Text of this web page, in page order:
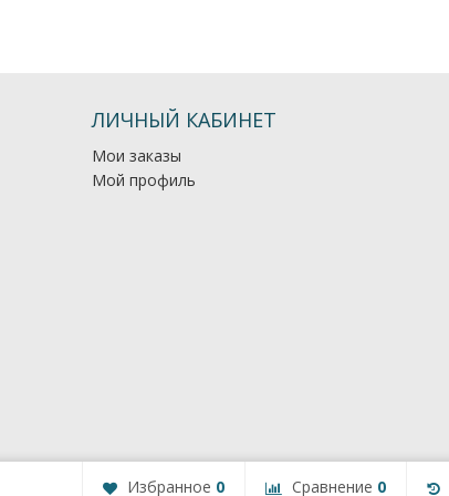
ЛИЧНЫЙ КАБИНЕТ
Мои заказы
Мой профиль
Избранное 0 Сравнение 0